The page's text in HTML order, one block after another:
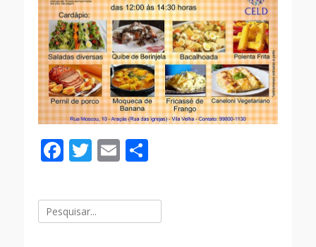
F
e
b
T
itt
er
E
ai
l
ar
e
Pesquisar
por: